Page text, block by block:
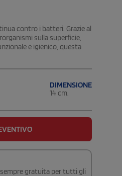
contro i batteri. Grazie al
sulla superficie,
e igienico, questa
DIMENSIONE
14 cm.
gratuita per tutti gli